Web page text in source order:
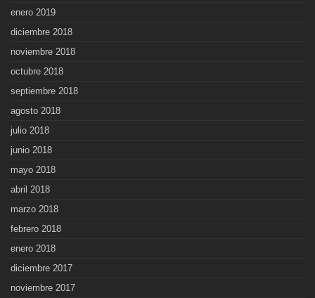
enero 2019
diciembre 2018
noviembre 2018
octubre 2018
septiembre 2018
agosto 2018
julio 2018
junio 2018
mayo 2018
abril 2018
marzo 2018
febrero 2018
enero 2018
diciembre 2017
noviembre 2017